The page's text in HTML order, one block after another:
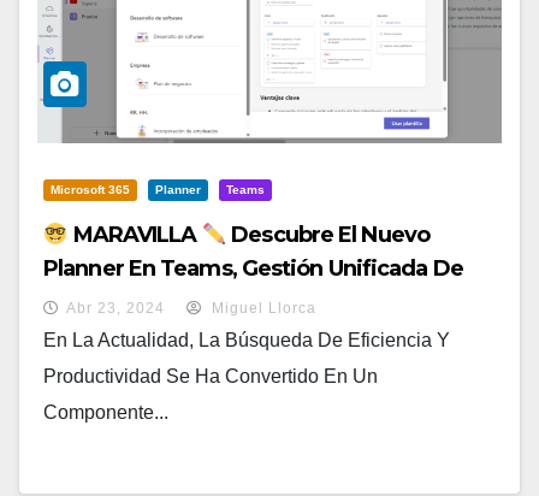
Microsoft 365 Planner Teams
MARAVILLA
Descubre El Nuevo
Planner En Teams, Gestión Unificada De
Proyectos Y Tareas!
Abr 23, 2024 Miguel Llorca
En La Actualidad, La Búsqueda De Eficiencia Y
Productividad Se Ha Convertido En Un
Componente...